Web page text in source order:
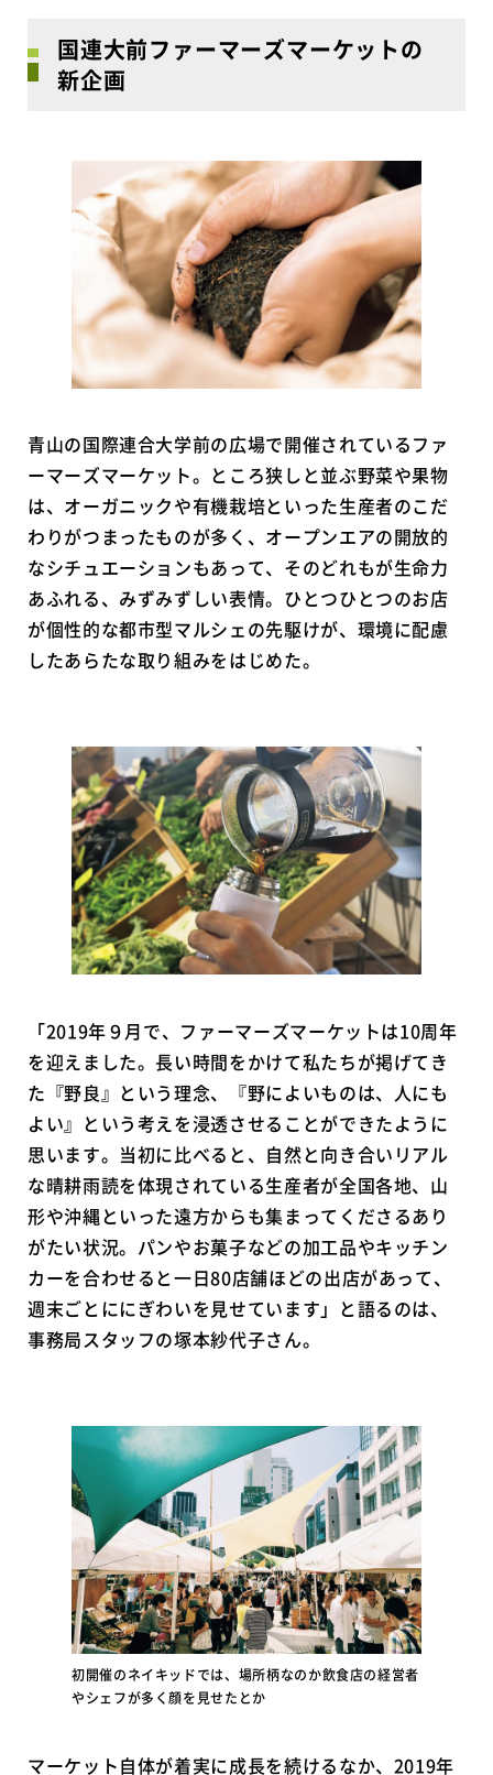
国連大前ファーマーズマーケットの
新企画
青山の国際連合大学前の広場で開催されているファ
ーマーズマーケット。ところ狭しと並ぶ野菜や果物
は、オーガニックや有機栽培といった生産者のこだ
わりがつまったものが多く、オープンエアの開放的
なシチュエーションもあって、そのどれもが生命力
あふれる、みずみずしい表情。ひとつひとつのお店
が個性的な都市型マルシェの先駆けが、環境に配慮
したあらたな取り組みをはじめた。
「2019年９月で、ファーマーズマーケットは10周年
を迎えました。長い時間をかけて私たちが掲げてき
た『野良』という理念、『野によいものは、人にも
よい』という考えを浸透させることができたように
思います。当初に比べると、自然と向き合いリアル
な晴耕雨読を体現されている生産者が全国各地、山
形や沖縄といった遠方からも集まってくださるあり
がたい状況。パンやお菓子などの加工品やキッチン
カーを合わせると一日80店舗ほどの出店があって、
週末ごとににぎわいを見せています」と語るのは、
事務局スタッフの塚本紗代子さん。
初開催のネイキッドでは、場所柄なのか飲食店の経営者
やシェフが多く顔を見せたとか
マーケット自体が着実に成長を続けるなか、2019年